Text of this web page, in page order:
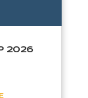
2026